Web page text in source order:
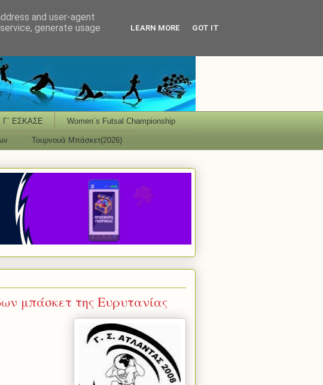
Γ΄ ΕΣΚΑΣΕ Women΄s Futsal Championship
Τουρνουά Μπάσκετ(2026)
μπάσκετ της Ευρυτανίας
and user-agent
generate usage
LEARN MORE GOT IT